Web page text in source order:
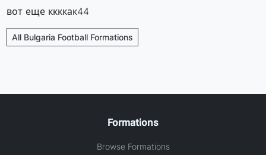
вот еще ккккак44
All Bulgaria Football Formations
Formations
Browse Formations